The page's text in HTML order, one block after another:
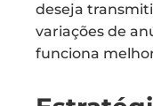
deseja
variações de
funciona